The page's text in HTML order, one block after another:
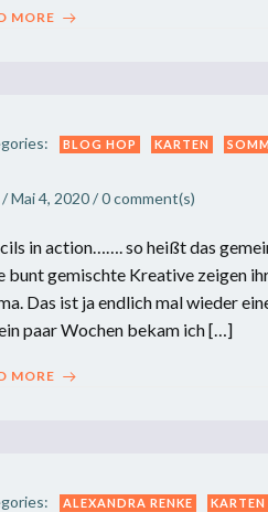
MORE
BLOG HOP KARTEN
/Mai 4, 2020/0comment(s)
in action……. so heißt das
bunt gemischte Kreative zeigen
Das ist ja endlich mal wieder
paar Wochen bekam ich […]
MORE
ALEXANDRA RENKE KARTEN